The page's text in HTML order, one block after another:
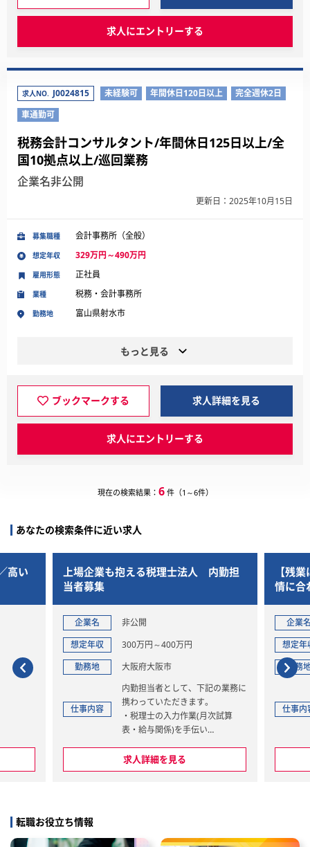
求人にエントリーする
求人NO. J0024815 未経験可 年間休日120日以上
完全週休2日
車通勤可
税務会計コンサルタント/年間休日125日以上/全
国10拠点以上/巡回業務
企業名非公開
更新日：2025年10月15日
募集職種 会計事務所（全般）
想定年収 329万円～490万円
業種 税務・会計事務所
勤務地 富山県射水市
雇用形態 正社員
もっと見る
ブックマークする 求人詳細を見る
求人にエントリーする
現在の検索結果： 6件（1～6件）
あなたの検索条件に近い求人
高い
上場企業も抱える税理士法人 内勤担
当者募集
企業名
非公開
想定年収
300万円～400万円
勤務地
大阪府大阪市
仕事内容
内勤担当者として、下記の業務に
携わっていただきます。
・税理士の入力作業(月次試算
表・給与関係)を手伝い
・事務所内での書類整理等
求人詳細を見る
【残
情に合
企業
想定年
勤務
仕事内
転職お役立ち情報